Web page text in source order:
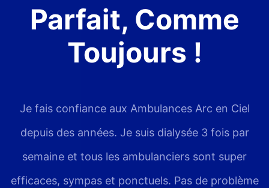
Parfait, Comme
Toujours !
Je fais confiance aux Ambulances Arc en Ciel
depuis des années. Je suis dialysée 3 fois par
semaine et tous les ambulanciers sont super
efficaces, sympas et ponctuels. Pas de problème